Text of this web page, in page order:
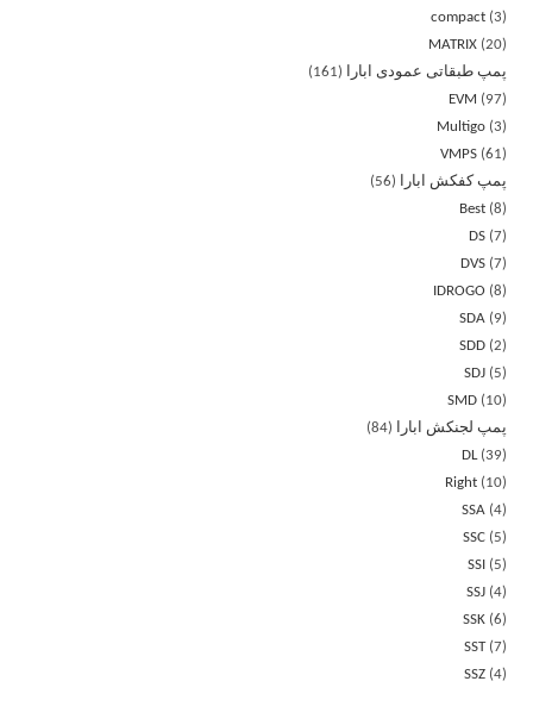
compact 3
MATRIX 20
پمپ طبقاتی عمودی ابارا
161
EVM
97
Multigo 3
VMPS 61
پمپ کفکش ابارا
56
Best 8
DS 7
DVS 7
IDROGO
8
SDA
9
SDD 2
SDJ
5
SMD
10
پمپ لجنکش ابارا
84
DL 39
Right
10
SSA 4
SSC
5
SSI
5
SSJ 4
SSK 6
SST 7
SSZ 4